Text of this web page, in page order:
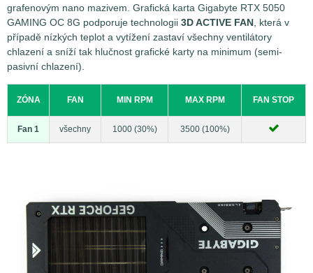
grafenovým nano mazivem. Grafická karta Gigabyte RTX 5050
GAMING OC 8G podporuje technologii 3D ACTIVE FAN , která v
případě nízkých teplot a vytížení zastaví všechny ventilátory
chlazení a sníží tak hlučnost grafické karty na minimum (semi-
pasivní chlazení).
ZÓNA FAN MIN RPM MAX RPM FAN STOP
Fan 1 všechny 1000 (30%) 3500 (100%)